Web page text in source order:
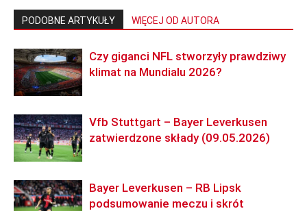
PODOBNE ARTYKUŁY WIĘCEJ OD AUTORA
Czy giganci NFL stworzyły prawdziwy
klimat na Mundialu 2026?
Vfb Stuttgart – Bayer Leverkusen
zatwierdzone składy (09.05.2026)
Bayer Leverkusen – RB Lipsk
podsumowanie meczu i skrót